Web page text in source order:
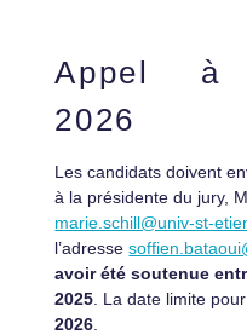
Appel à
2026
Les candidats doivent
à la présidente du jury,
marie.schill@univ-st-
l’adresse
avoir été soutenue
2025 . La date limite
2026